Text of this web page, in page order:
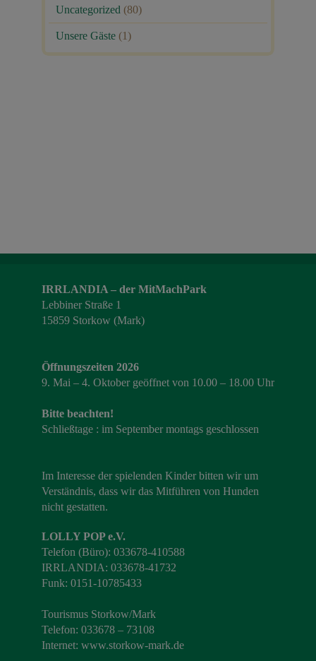
Uncategorized (80)
Unsere Gäste (1)
IRRLANDIA – der MitMachPark
Lebbiner Straße 1
15859 Storkow (Mark)
Öffnungszeiten 2026
9. Mai – 4. Oktober geöffnet von 10.00 – 18.00 Uhr
Bitte beachten!
Schließtage : im September montags geschlossen
Im Interesse der spielenden Kinder bitten wir um
Verständnis, dass wir das Mitführen von Hunden
nicht gestatten.
LOLLY POP e.V.
Telefon (Büro): 033678-410588
IRRLANDIA: 033678-41732
Funk: 0151-10785433
Tourismus Storkow/Mark
Telefon: 033678 – 73108
Internet: www.storkow-mark.de